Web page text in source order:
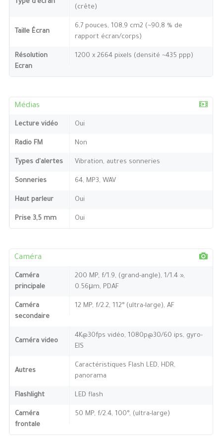
Type d'écran
(crête)
Taille Écran
6,7 pouces, 108,9 cm2 (~90,8 % de
rapport écran/corps)
Résolution
Ecran
1200 x 2664 pixels (densité ~435 ppp)
Médias
Lecture vidéo Oui
Radio FM Non
Types d'alertes Vibration, autres sonneries
Sonneries 64, MP3, WAV
Haut parleur Oui
Prise 3,5 mm Oui
Caméra
Caméra
principale
200 MP, f/1.9, (grand-angle), 1/1.4 »,
0.56μm, PDAF
Caméra
secondaire
12 MP, f/2.2, 112° (ultra-large), AF
Caméra video
4K@30fps vidéo, 1080p@30/60 ips, gyro-
EIS
Autres
Caractéristiques Flash LED, HDR,
panorama
Flashlight LED flash
Caméra
frontale
50 MP, f/2.4, 100°, (ultra-large)